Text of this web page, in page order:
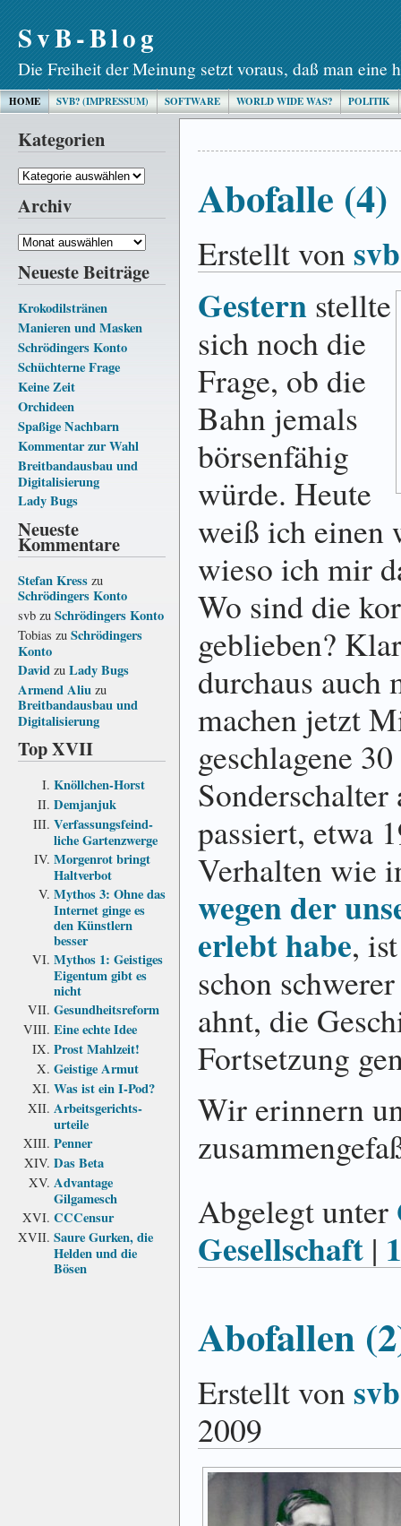
SvB-Blog
Die Freiheit der Meinung setzt voraus, daß man eine
HOME SVB? (IMPRESSUM) SOFTWARE WORLD WIDE WAS? POLITIK
Kategorien
Kategorien
Archiv
Archiv
Neueste Beiträge
Krokodilstränen
Manieren und Masken
Schrödingers Konto
Schüchterne Frage
Keine Zeit
Orchideen
Spaßige Nachbarn
Kommentar zur Wahl
Breitbandausbau und
Digitalisierung
Lady Bugs
Neueste
Kommentare
Stefan Kress zu
Schrödingers Konto
svb zu Schrödingers Konto
Tobias zu Schrödingers
Konto
David zu Lady Bugs
Armend Aliu zu
Breitbandausbau und
Digitalisierung
Top XVII
Knöllchen-Horst
Demjanjuk
Verfassungs­feind­
liche Garten­zwerge
Morgenrot bringt
Haltverbot
Mythos 3: Ohne das
Internet ginge es
den Künstlern
besser
Mythos 1: Geistiges
Eigentum gibt es
nicht
Gesundheits­reform
Eine echte Idee
Prost Mahlzeit!
Geistige Armut
Was ist ein I-Pod?
Arbeits­gerichts­
urteile
Penner
Das Beta
Advantage
Gilgamesch
CCCensur
Saure Gurken, die
Helden und die
Bösen
Abofalle (4)
Erstellt vonsvb
Gestern stellte
sich noch die
Frage, ob die
Bahn jemals
börsenfähig
würde. Heute
weiß ich einen
wieso ich mir
Wo sind die
geblieben?
durchaus auch
machen jetzt
geschlagene
passiert, etwa
Verhalten wie
wegen der
erlebt habe,
schon
ahnt, die
Fortsetzung
Wir erinnern
Abgelegt unter
Gesellschaft |
Abofallen
Erstellt vonsvb
2009